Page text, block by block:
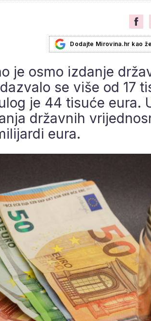
Dodajte Mirovina.hr kao
je osmo izdanje
se više od 17
je 44 tisuće eura.
državnih
eura.